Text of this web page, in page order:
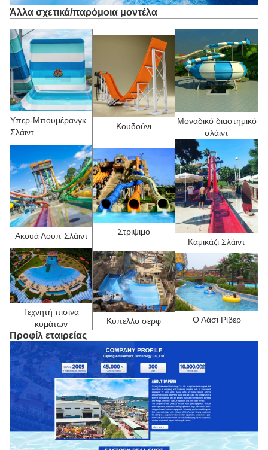
Άλλα σχετικά/παρόμοια μοντέλα
Υπερ-Μπουμέρανγκ
Σλάιντ
Κουδούνι
Μοναδικό διαστημικό
σλάιντ
Ακουά Λουπ Σλάιντ
Στρίψιμο
Καμικάζι Σλάιντ
Τεχνητή πισίνα
κυμάτων
Κύπελλο σερφ Ο Λάσι Ρίβερ
Προφίλ εταιρείας